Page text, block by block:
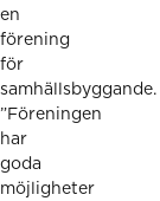
en
förening
för
samhällsbyggande.
”Föreningen
har
goda
möjligheter